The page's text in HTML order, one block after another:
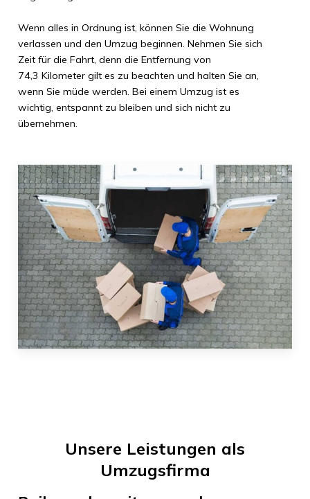
Wenn alles in Ordnung ist, können Sie die Wohnung
verlassen und den Umzug beginnen. Nehmen Sie sich
Zeit für die Fahrt, denn die Entfernung von
74,3 Kilometergilt es zu beachten und halten Sie an,
wenn Sie müde werden. Bei einem Umzug ist es
wichtig, entspannt zu bleiben und sich nicht zu
übernehmen.
Unsere Leistungen als
Umzugsfirma